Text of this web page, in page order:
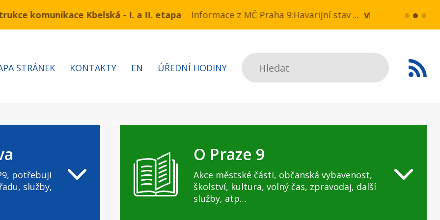
3.7 – 7.8.2026 bude probíhat obnova kabelů VN a NN v ul. Drahobejlova,
komunikace Kbelská - I. a II. etapa Informace z MČ Praha 9:Havarijní stav ulice Kbelská (úsek
více... HAVARIJNÍ
Hledat
STRÁNEK KONTAKTY EN ÚŘEDNÍ HODINY
potřebuji
služby,
O Praze 9
Akce městské části, občanská vybavenost,
školství, kultura, volný čas, zpravodaj, další
služby, atp…